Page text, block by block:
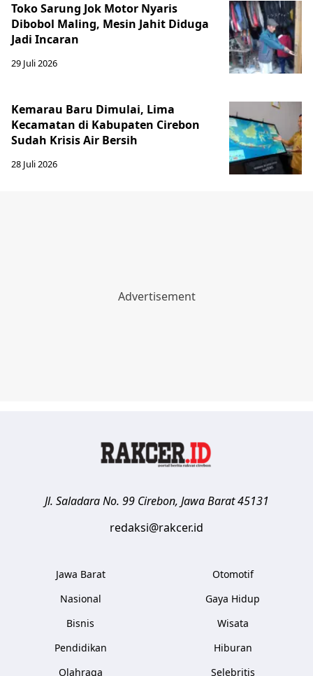
Toko Sarung Jok Motor Nyaris
Dibobol Maling, Mesin Jahit Diduga
Jadi Incaran
29 Juli 2026
Kemarau Baru Dimulai, Lima
Kecamatan di Kabupaten Cirebon
Sudah Krisis Air Bersih
28 Juli 2026
Jl. Saladara No. 99 Cirebon, Jawa Barat 45131
redaksi@rakcer.id
Jawa Barat
Nasional
Bisnis
Pendidikan
Olahraga
Otomotif
Gaya Hidup
Wisata
Hiburan
Selebritis